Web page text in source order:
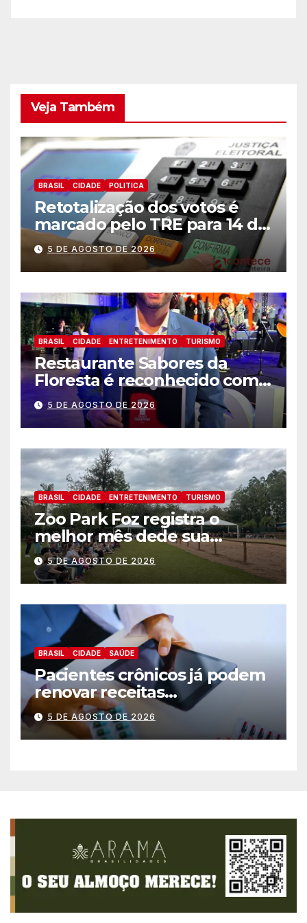
Veja Também
BRASIL CIDADE POLITICA
Retotalização dos votos é
marcado pelo TRE para 14 de
agosto
5 DE AGOSTO DE 2026
BRASIL CIDADE ENTRETENIMENTO TURISMO
Restaurante Sabores da
Floresta é reconhecido como
um dos Lugares Imperdíveis
de Foz do Iguaçu
5 DE AGOSTO DE 2026
BRASIL CIDADE ENTRETENIMENTO TURISMO
Zoo Park Foz registra o
melhor mês dede sua
inauguração
5 DE AGOSTO DE 2026
BRASIL CIDADE SAÚDE
Pacientes crônicos já podem
renovar receitas
automaticamente pelo
aplicativo da Prefeitura
5 DE AGOSTO DE 2026